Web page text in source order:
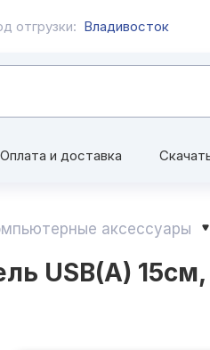
отгрузки: Владивосток
Оплата и доставка
аксессуары
USB(A)